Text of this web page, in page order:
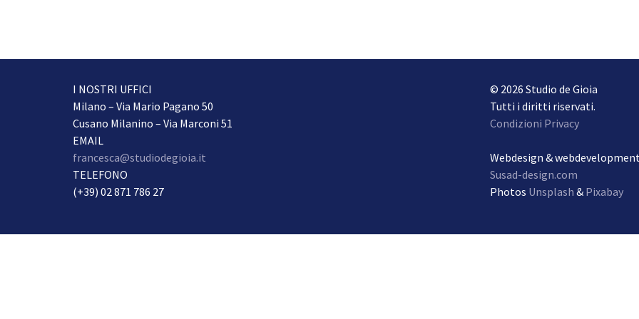
I NOSTRI UFFICI
Milano – Via Mario Pagano 50
Cusano Milanino – Via Marconi 51
EMAIL
francesca@studiodegioia.it
TELEFONO
(+39) 02 871 786 27
© 2026 Studio de Gioia
Tutti i diritti riservati.
Condizioni Privacy
Webdesign &
Susad-design.com
Photos Unsplash & Pixabay